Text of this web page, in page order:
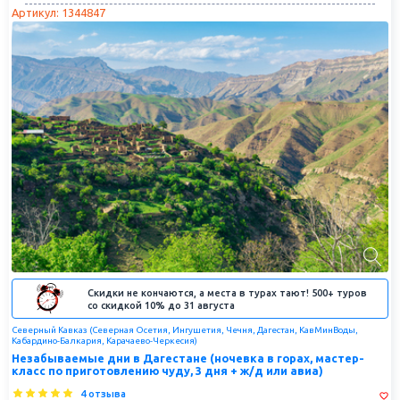
Артикул: 1344847
Скидки не кончаются, а места в турах тают! 500+ туров
со скидкой 10% до 31 августа
Северный Кавказ (Северная Осетия, Ингушетия, Чечня, Дагестан, КавМинВоды,
Кабардино-Балкария, Карачаево-Черкесия)
Незабываемые дни в Дагестане (ночевка в горах, мастер-
класс по приготовлению чуду, 3 дня + ж/д или авиа)
4 отзыва